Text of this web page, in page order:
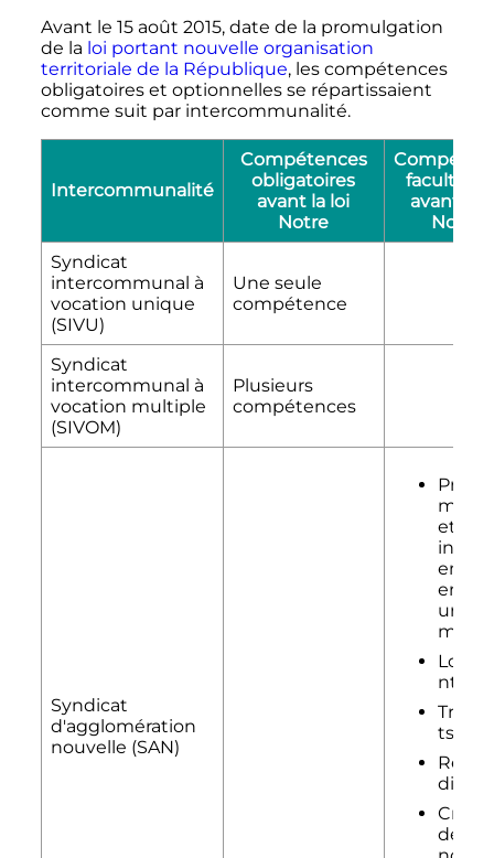
Avant le 15 août 2015, date de la promulgation
de la loi portant nouvelle organisation
territoriale de la République, les compétences
obligatoires et optionnelles se répartissaient
comme suit par intercommunalité.
Intercommunalité
Compétences
obligatoires
avant la loi
Notre
avant la
Notre
Syndicat
intercommunal à
vocation unique
(SIVU)
Une seule
compétence
Syndicat
intercommunal à
vocation multiple
(SIVOM)
Plusieurs
compétences
Syndicat
d'agglomération
nouvelle (SAN)
et
en
me
nt
ts
divers
de